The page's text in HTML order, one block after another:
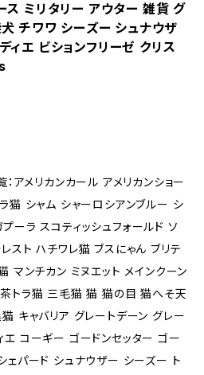
ス ミリタリー アウター 雑貨 グ
チワワ シーズー シュナウザ
ィエ ビションフリーゼ クリス
メリカンカール アメリカンショー
猫 シャム シャーロシアンブルー シ
ーラ スコティッシュフォールド ソ
スト ハチワレ猫 ブスにゃん ブリテ
マンチカン ミヌエット メインクーン
トラ猫 三毛猫 猫 猫の目 猫へそ天
キャバリア グレートデーン グレー
エ コーギー ゴードンセッター ゴー
ェパード シュナウザー シーズー ト